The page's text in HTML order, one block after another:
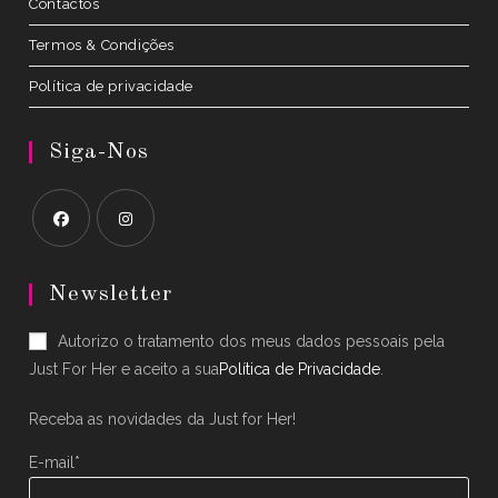
Contactos
Termos & Condições
Política de privacidade
Siga-Nos
in
new
tab
in
new
tab
Newsletter
Autorizo o tratamento dos meus dados pessoais pela
Just For Her e aceito a suaPolítica de Privacidade
Receba as novidades da Just for Her!
E-mail*